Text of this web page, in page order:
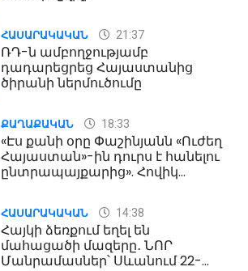
ՀԱՍԱՐԱԿԱԿԱՆ 21:37
ՌԴ-ն ամբողջությամբ
դադարեցրեց Հայաստանից
ծիրանի ներմուծումը
ՔԱՂԱՔԱԿԱՆ 18:33
«Էս քանի օրը Փաշինյանն «Ուժեղ
Հայաստան»-ին դուրս է հանելու
ընտրապայքարից». Հովիկ
ՀԱՍԱՐԱԿԱԿԱՆ 14:38
Հայկի ձեռքում եղել են
մահացածի մազերը․ ՆՈՐ
Մանրամասներ՝ Սևանում 22-